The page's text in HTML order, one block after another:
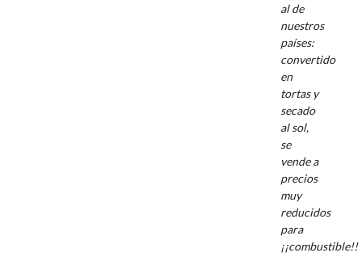
al de
nuestros
países:
convertido
en
tortas y
secado
al sol,
se
vende a
precios
muy
reducidos
para
¡¡combustible!!